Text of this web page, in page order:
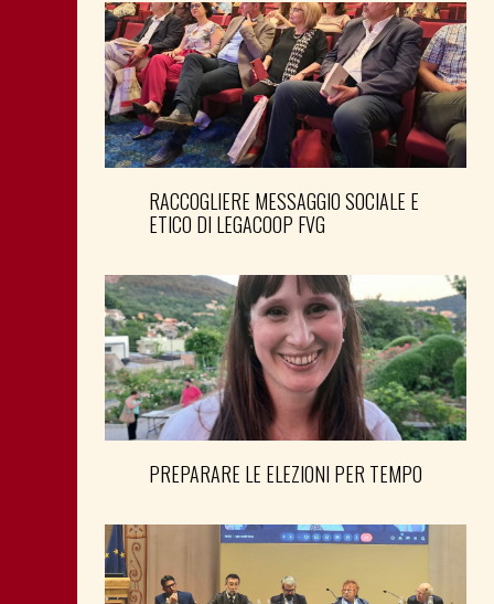
RACCOGLIERE MESSAGGIO SOCIALE E
ETICO DI LEGACOOP FVG
PREPARARE LE ELEZIONI PER TEMPO